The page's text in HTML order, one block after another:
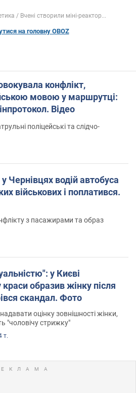
Вчені створили міні-реактор...
на головну OBOZ
конфлікт,
мовою у маршрутці:
Відео
поліцейські та слідчо-
Чернівцях водій автобуса
військових і поплатився.
з пасажирами та образ
у Києві
образив жінку після
скандал. Фото
оцінку зовнішності жінки,
"чоловічу стрижку"
т.